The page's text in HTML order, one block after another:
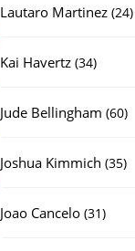
Lautaro Martinez 2424
Kai Havertz 3434
Jude Bellingham 6060
Joshua Kimmich 3535
Joao Cancelo 3131